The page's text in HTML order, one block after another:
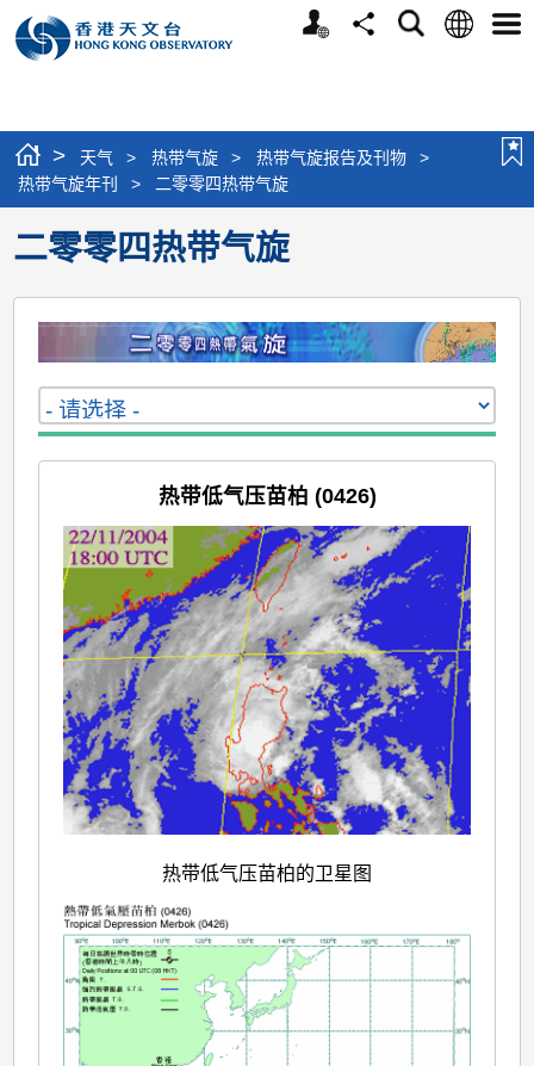
个
分
搜
语
选
> 天气 > 热带气旋 > 热带气旋报告及刊物
>
热带气旋年刊
> 二零零四热带气旋
二零零四热带气旋
热带低气压苗柏 (0426)
热带低气压苗柏的卫星图